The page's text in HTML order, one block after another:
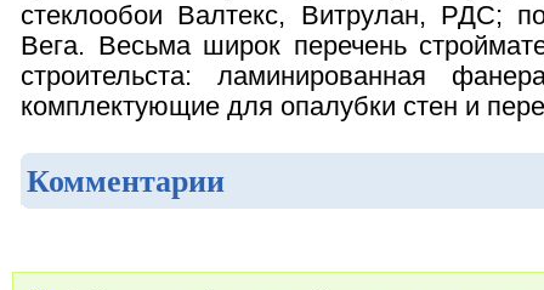
стеклообои Валтекс, Витрулан, РДС;
Вега. Весьма широк перечень
строительста: ламинированная
комплектующие для опалубки стен и
Комментарии